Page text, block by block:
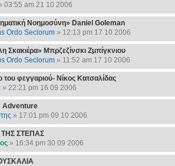
03:55 am 21 10 2006
Νοημοσύνη» Daniel Goleman
Ordo Seclorum» 12:13 pm 17 10 2006
Σκακιέρα» Μπρζεζίνσκι Ζμπίγκνιου
Ordo Seclorum» 11:52 am 17 10 2006
του φεγγαριού- Νίκος Κατσαλίδας
» 22:21 pm 16 09 2006
Adventure
» 17:01 pm 09 10 2006
ΣΤΕΠΑΣ
» 16:34 pm 30 09 2006